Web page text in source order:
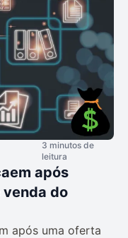
3 minutos de
leitura
após
do
após uma oferta